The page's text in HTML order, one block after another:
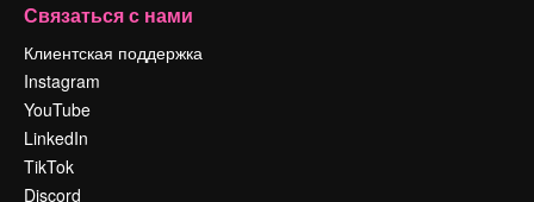
Связаться с нами
Клиентская поддержка
Instagram
YouTube
LinkedIn
TikTok
Discord